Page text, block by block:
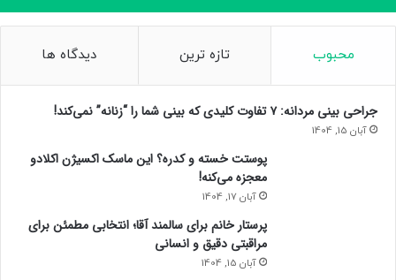
محبوب تازه ترین دیدگاه ها
جراحی بینی مردانه: ۷ تفاوت کلیدی که بینی شما را “زنانه” نمی‌کند!
آبان 15, 1404
پوستت خسته و کدره؟ این ماسک اکسیژن اکلادو
معجزه می‌کنه!
آبان 17, 1404
پرستار خانم برای سالمند آقا؛ انتخابی مطمئن برای
مراقبتی دقیق و انسانی
آبان 15, 1404